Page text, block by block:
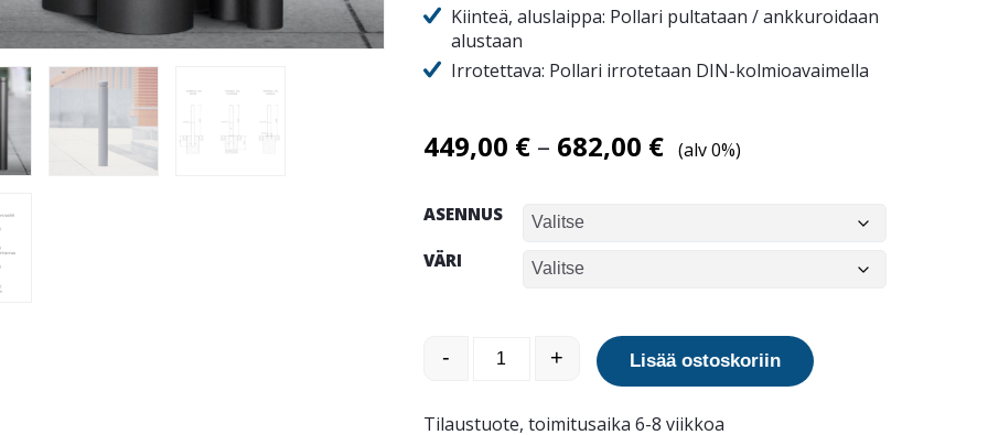
Kiinteä, aluslaippa: Pollari pultataan / ankkuroidaan
alustaan
Irrotettava: Pollari irrotetaan DIN-kolmioavaimella
449,00 € – 682,00 €Hintaluokka:
(alv 0%)
ASENNUS
VÄRI
Boulevard teräspollari määrä
- + Lisää ostoskoriin
Tilaustuote, toimitusaika 6-8 viikkoa